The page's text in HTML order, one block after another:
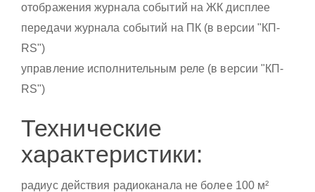
отображения журнала событий на ЖК дисплее
передачи журнала событий на ПК (в версии "КП-
RS")
управление исполнительным реле (в версии "КП-
RS")
Технические
характеристики:
радиус действия радиоканала не более 100 м²